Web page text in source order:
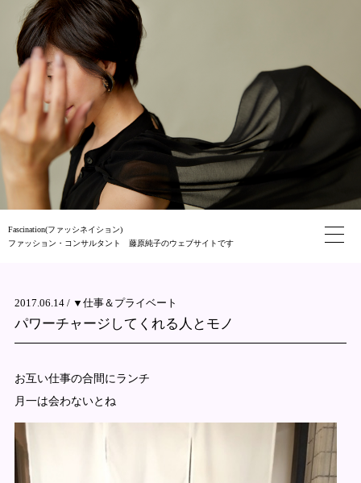
Fascination(ファッシネイション)
ファッション・コンサルタント 藤原純子のウェブサイトです
2017.06.14 / ▼仕事＆プライベート
パワーチャージしてくれる人とモノ
お互い仕事の合間にランチ
月一は会わないとね